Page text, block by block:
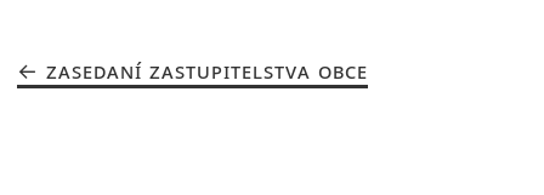
ZASEDANÍ ZASTUPITELSTVA OBCE